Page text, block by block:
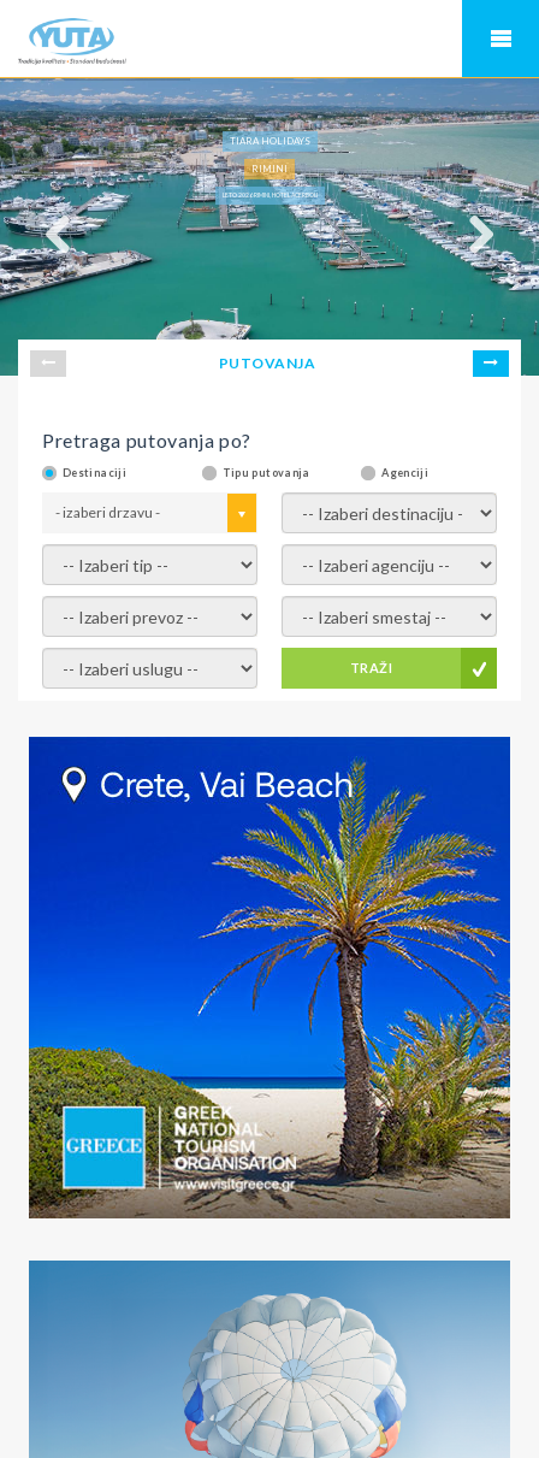
TIARA HOLIDAYS
RIMINI
LETO 2026 RIMINI, HOTEL ACERBOLI
PUTOVANJA
Pretraga putovanja po?
Destinaciji Tipu putovanja Agenciji
- izaberi drzavu - - izaberi destinaciju -
- izaberi tip - - izaberi agenciju -
- izaberi prevoz - - Izaberite smestaj -
- Izaberite uslugu - TRAŽI